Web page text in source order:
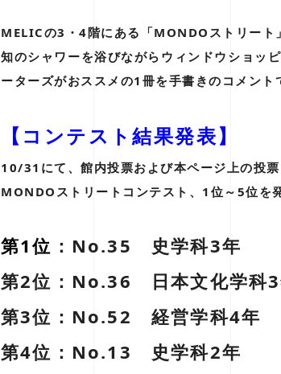
MELICの3・4階にある「MONDOストリート
知のシャワーを浴びながらウィンドウショッ
ーターズがおススメの1冊を手書きのコメント
【コンテスト結果発表】
10/31にて、館内投票および本ページ上の投
MONDOストリートコンテスト、1位～5位を
第1位 ：No.35 史学科3
第2位：No.36 日本文化学科
第3位：No.52 経営学科4
第4位：No.13 史学科2